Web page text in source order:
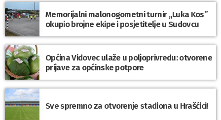
Memorijalni malonogometni turnir „Luka Kos”
okupio brojne ekipe i posjetitelje u Sudovcu
Općina Vidovec ulaže u poljoprivredu: otvorene
prijave za općinske potpore
Sve spremno za otvorenje stadiona u Hrašćici!